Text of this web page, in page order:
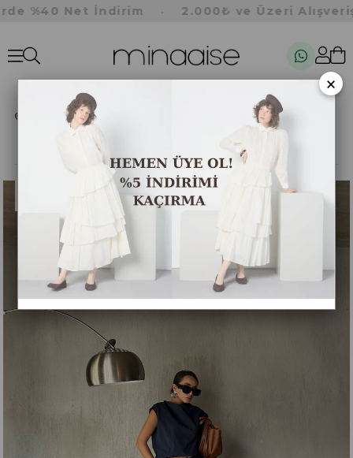
%40 Net İndirim 2.000₺ ve Üzeri
Takım
Kadın Lacivert Paraşüt Kumaş Astarlı Balon Bluz ve Etek Alt/Üst Takım 28331
×